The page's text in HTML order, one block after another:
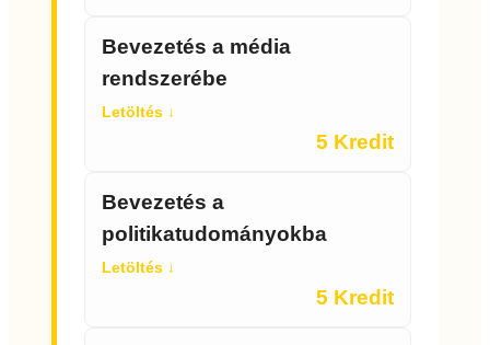
Bevezetés a média
rendszerébe
Letöltés ↓
5 Kredit
Bevezetés a
politikatudományokba
Letöltés ↓
5 Kredit